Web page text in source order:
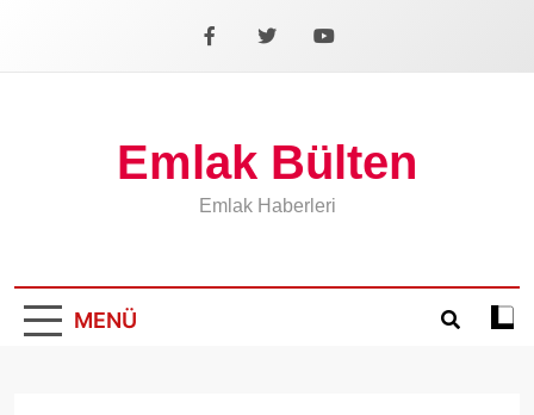
Facebook
X YouTube
Emlak Bülten
Emlak Haberleri
MENÜ
Koyu